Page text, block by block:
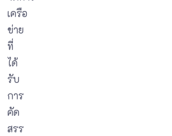
เครือ
ข่าย
ที่
ได้
รับ
การ
คัด
สรร